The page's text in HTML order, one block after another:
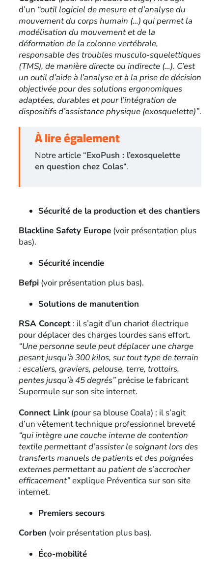
d’un “outil logiciel de mesure et d’analyse du
mouvement du corps humain (…) qui permet la
modélisation du mouvement et de la
déformation de la colonne vertébrale,
responsable des troubles musculo-squelettiques
(TMS), de manière directe ou indirecte (…). C’est
un outil d’aide à l’analyse et à la prise de décision
objectivée pour des solutions ergonomiques
adaptées, durables et pour l’intégration de
dispositifs d’assistance physique (exosquelette)”.
À lire également
Notre article “ExoPush : l’exosquelette
en question chez Colas“.
Sécurité de la production et des chantiers
Blackline Safety Europe(voir présentation plus
bas).
Sécurité incendie
Befpi(voir présentation plus bas).
Solutions de manutention
RSA Concept: il s’agit d’un chariot électrique
pour déplacer des charges lourdes sans effort.
“Une personne seule peut déplacer une charge
pesant jusqu’à 300 kilos, sur tout type de terrain
: escaliers, graviers, pelouse, terre, trottoirs,
pentes jusqu’à 45 degrés”précise le fabricant
Supermule sur son site internet.
Connect Link(pour sa blouse Coala) : il s’agit
d’un vêtement technique professionnel breveté
“qui intègre une couche interne de contention
textile permettant d’assister le soignant lors des
transferts manuels de patients et des poignées
externes permettant au patient de s’accrocher
efficacement”explique Préventica sur son site
internet.
Premiers secours
Corben (voir présentation plus bas).
Éco-mobilité